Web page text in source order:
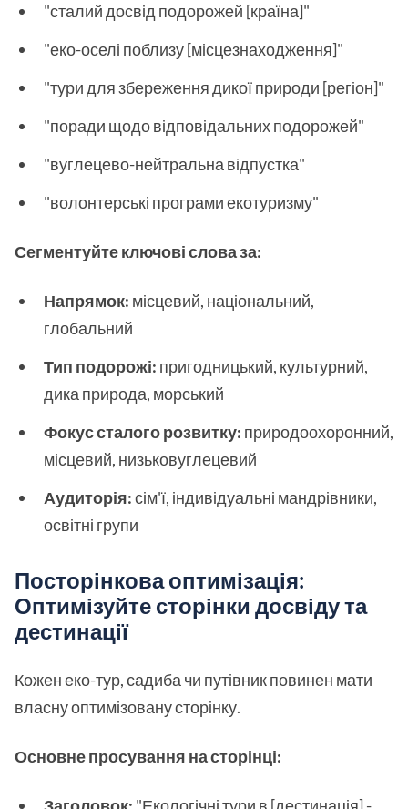
"сталий досвід подорожей [країна]"
"еко-оселі поблизу [місцезнаходження]"
"тури для збереження дикої природи [регіон]"
"поради щодо відповідальних подорожей"
"вуглецево-нейтральна відпустка"
"волонтерські програми екотуризму"
Сегментуйте ключові слова за:
Напрямок: місцевий, національний,
глобальний
Тип подорожі: пригодницький, культурний,
дика природа, морський
Фокус сталого розвитку: природоохоронний,
місцевий, низьковуглецевий
Аудиторія:сім'ї, індивідуальні мандрівники,
освітні групи
Посторінкова оптимізація:
Оптимізуйте сторінки досвіду та
дестинації
Кожен еко-тур, садиба чи путівник повинен мати
власну оптимізовану сторінку.
Основне просування на сторінці: